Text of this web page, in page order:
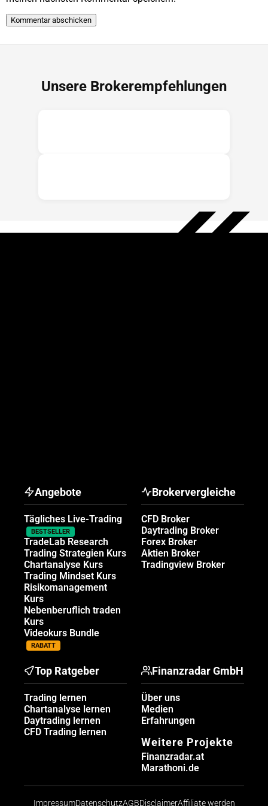
Unsere Brokerempfehlungen
Angebote
Tägliches Live-Trading
BESTSELLER
TradeLab Research
Trading Strategien Kurs
Chartanalyse Kurs
Trading Mindset Kurs
Risikomanagement
Kurs
Nebenberuflich traden
Kurs
Videokurs Bundle
RABATT
Brokervergleiche
CFD Broker
Daytrading Broker
Forex Broker
Aktien Broker
Tradingview Broker
Top Ratgeber
Trading lernen
Chartanalyse lernen
Daytrading lernen
CFD Trading lernen
Finanzradar GmbH
Über uns
Medien
Erfahrungen
Weitere Projekte
Finanzradar.at
Marathoni.de
ImpressumDatenschutzAGBDisclaimerAffiliate werden